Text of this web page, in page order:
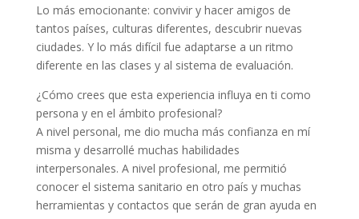
Lo más emocionante: convivir y hacer amigos de
tantos países, culturas diferentes, descubrir nuevas
ciudades. Y lo más difícil fue adaptarse a un ritmo
diferente en las clases y al sistema de evaluación.
¿Cómo crees que esta experiencia influya en ti como
persona y en el ámbito profesional?
A nivel personal, me dio mucha más confianza en mí
misma y desarrollé muchas habilidades
interpersonales. A nivel profesional, me permitió
conocer el sistema sanitario en otro país y muchas
herramientas y contactos que serán de gran ayuda en